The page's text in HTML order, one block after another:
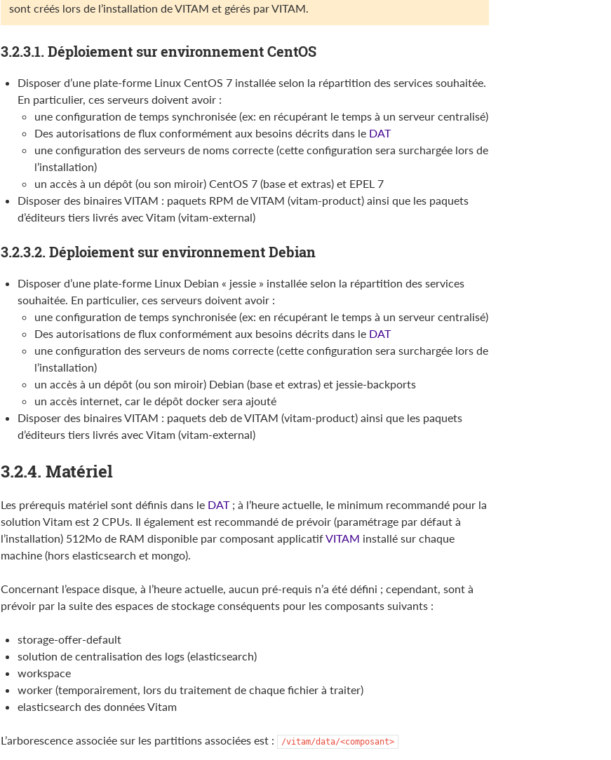
sont créés lors de l’installation de VITAM et gérés par VITAM.
3.2.3.1. Déploiement sur environnement CentOS
Disposer d’une plate-forme Linux CentOS 7 installée selon la répartition des services souhaitée.
En particulier, ces serveurs doivent avoir :
une configuration de temps synchronisée (ex: en récupérant le temps à un serveur centralisé)
Des autorisations de flux conformément aux besoins décrits dans le DAT
une configuration des serveurs de noms correcte (cette configuration sera surchargée lors de
l’installation)
un accès à un dépôt (ou son miroir) CentOS 7 (base et extras) et EPEL 7
Disposer des binaires VITAM : paquets RPM de VITAM (vitam-product) ainsi que les paquets
d’éditeurs tiers livrés avec Vitam (vitam-external)
3.2.3.2. Déploiement sur environnement Debian
Disposer d’une plate-forme Linux Debian « jessie » installée selon la répartition des services
souhaitée. En particulier, ces serveurs doivent avoir :
une configuration de temps synchronisée (ex: en récupérant le temps à un serveur centralisé)
Des autorisations de flux conformément aux besoins décrits dans le DAT
une configuration des serveurs de noms correcte (cette configuration sera surchargée lors de
l’installation)
un accès à un dépôt (ou son miroir) Debian (base et extras) et jessie-backports
un accès internet, car le dépôt docker sera ajouté
Disposer des binaires VITAM : paquets deb de VITAM (vitam-product) ainsi que les paquets
d’éditeurs tiers livrés avec Vitam (vitam-external)
3.2.4. Matériel
Les prérequis matériel sont définis dans le DAT; à l’heure actuelle, le minimum recommandé pour la
solution Vitam est 2 CPUs. Il également est recommandé de prévoir (paramétrage par défaut à
l’installation) 512Mo de RAM disponible par composant applicatifVITAM installé sur chaque
machine (hors elasticsearch et mongo).
Concernant l’espace disque, à l’heure actuelle, aucun pré-requis n’a été défini ; cependant, sont à
prévoir par la suite des espaces de stockage conséquents pour les composants suivants :
storage-offer-default
solution de centralisation des logs (elasticsearch)
workspace
worker (temporairement, lors du traitement de chaque fichier à traiter)
elasticsearch des données Vitam
L’arborescence associée sur les partitions associées est : /vitam/data/<composant>